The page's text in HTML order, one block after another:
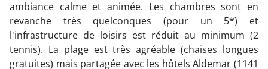
ambiance calme et animée. Les chambres sont en
revanche très quelconques (pour un 5*) et
l'infrastructure de loisirs est réduit au minimum (2
tennis). La plage est très agréable (chaises longues
gratuites) mais partagée avec les hôtels Aldemar (1141